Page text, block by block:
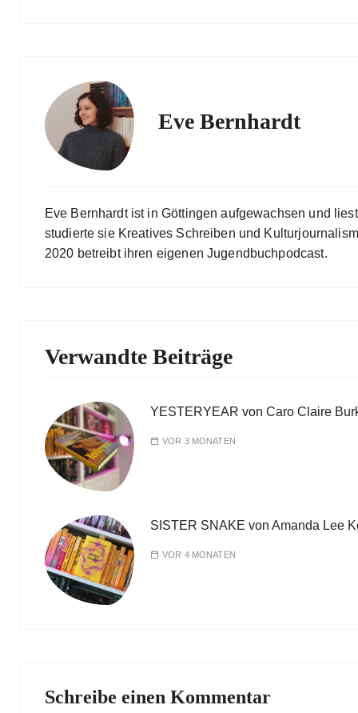
Eve Bernhardt
Eve Bernhardt ist in Göttingen aufgewachsen und
studierte sie Kreatives Schreiben und
2020 betreibt ihren eigenen Jugendbuchpodcast.
Verwandte Beiträge
YESTERYEAR von Caro Claire
VOR 3 MONATEN
SISTER SNAKE von Amanda Lee
VOR 4 MONATEN
Schreibe einen Kommentar